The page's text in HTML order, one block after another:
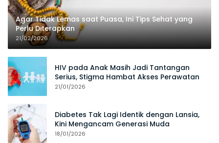
Agar Tidak Lemas saat Puasa, Ini Tips Sehat yang
Perlu Diterapkan
21/02/2026
HIV pada Anak Masih Jadi Tantangan
Serius, Stigma Hambat Akses Perawatan
21/01/2026
Diabetes Tak Lagi Identik dengan Lansia,
Kini Mengancam Generasi Muda
18/01/2026